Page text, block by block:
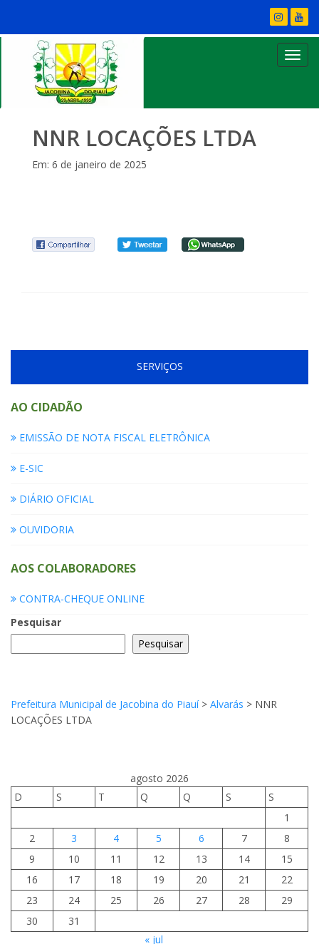
NNR LOCAÇÕES LTDA
Em: 6 de janeiro de 2025
SERVIÇOS
AO CIDADÃO
EMISSÃO DE NOTA FISCAL ELETRÔNICA
E-SIC
DIÁRIO OFICIAL
OUVIDORIA
AOS COLABORADORES
CONTRA-CHEQUE ONLINE
Pesquisar
Pesquisar
Prefeitura Municipal de Jacobina do Piauí> Alvarás > NNR
LOCAÇÕES LTDA
agosto 2026
D
S T Q Q S
S
1
2
3 4 5 6 7
8
9
10 11 12 13 14
15
16
17 18 19 20 21
22
23
24 25 26 27 28
29
30
31
« jul